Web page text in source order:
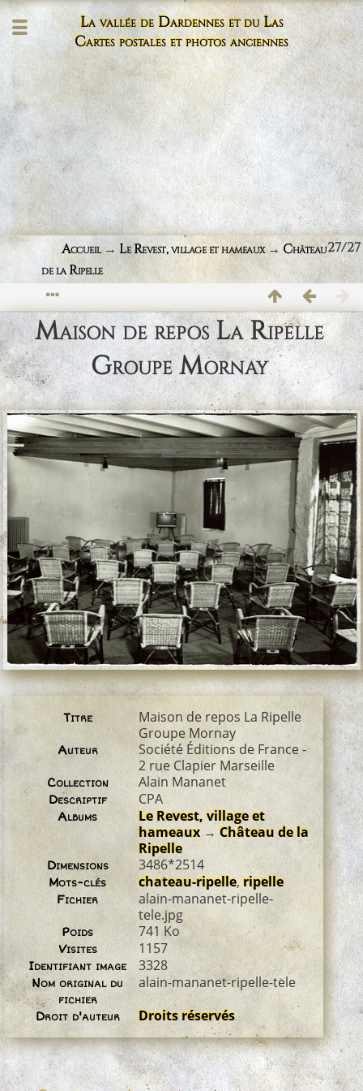
La vallée de Dardennes et du Las
Cartes postales et photos anciennes
27/27
Accueil→Le Revest, village et hameaux→Château
de la Ripelle
Maison de repos La Ripelle
Groupe Mornay
Titre
Maison de repos La Ripelle
Groupe Mornay
Auteur
Société Éditions de France -
2 rue Clapier Marseille
Collection Alain Mananet
Descriptif CPA
Albums
Le Revest, village et
hameaux→ Château de la
Ripelle
Dimensions 3486*2514
Mots-clés chateau-ripelle, ripelle
Fichier
alain-mananet-ripelle-
tele.jpg
Poids 741 Ko
Visites 1157
Identifiant image 3328
Nom original du
fichier
alain-mananet-ripelle-tele
Droit d'auteur Droits réservés